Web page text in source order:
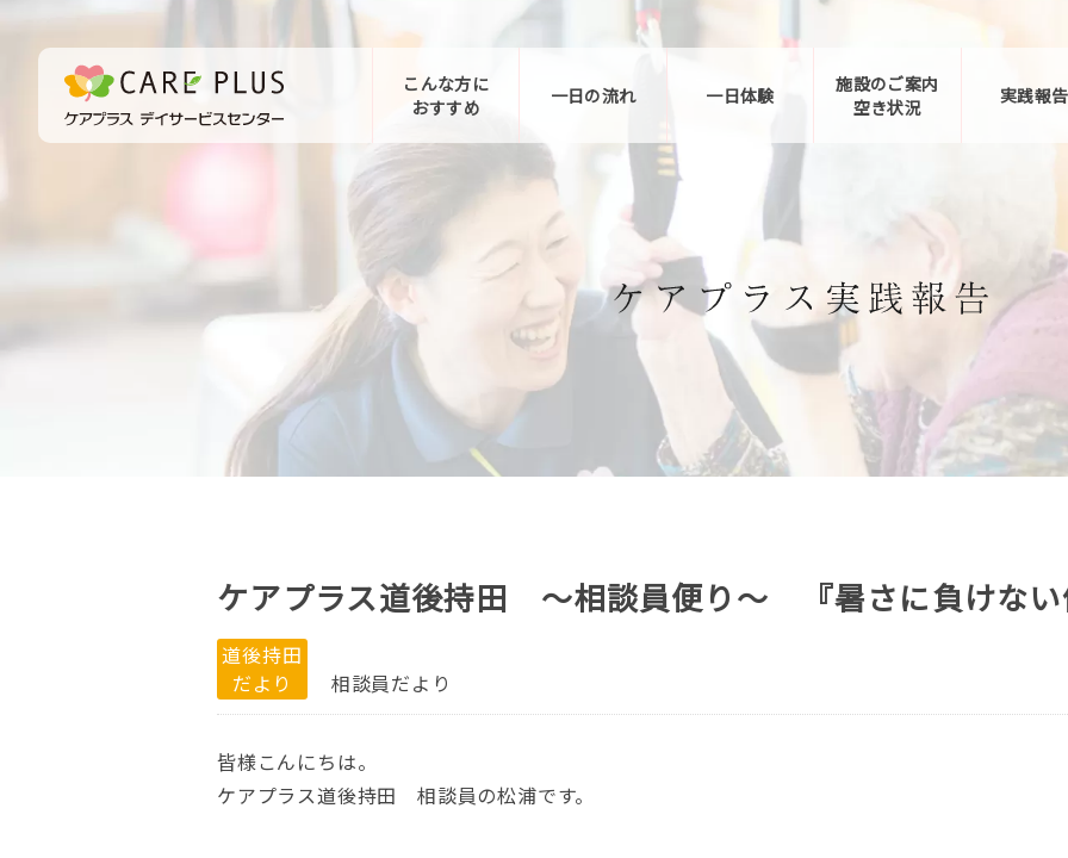
こんな方に
おすすめ
一日の流れ 一日体験
施設のご案内
空き状況
実践報告
お問い合わせ
ケアプラス道後持田 ～相談員便り～ 『暑さに負けない
道後持田
だより
相談員だより
皆様こんにちは。
ケアプラス道後持田 相談員の松浦です。